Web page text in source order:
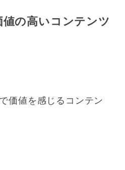
の高いコンテンツ
価値を感じるコンテン